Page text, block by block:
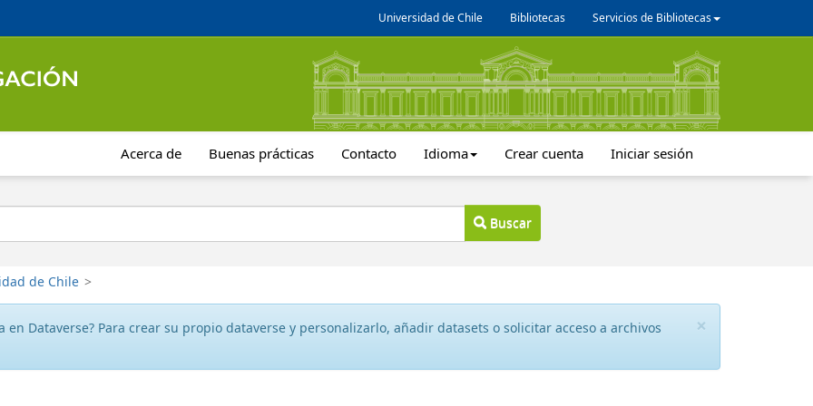
Universidad de Chile Bibliotecas Servicios de Bibliotecas
Acerca de Buenas prácticas Contacto Idioma Crear cuenta Iniciar sesión
Buscar
de Chile >
×
en Dataverse? Para crear su propio dataverse y personalizarlo, añadir datasets o solicitar acceso a archivos